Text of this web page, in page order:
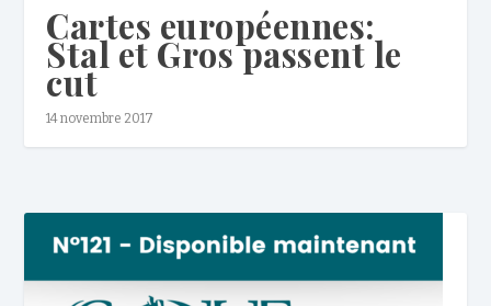
Cartes européennes:
Stal et Gros passent le
cut
14 novembre 2017